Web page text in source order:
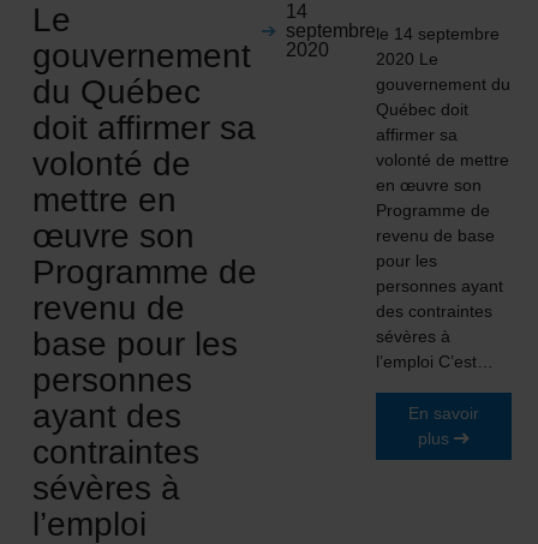
Le
gouvernement
du Québec
doit affirmer sa
volonté de
mettre en
œuvre son
Programme de
revenu de
base pour les
personnes
ayant des
contraintes
sévères à
l’emploi
14
septembre
2020
le 14 septembre
2020 Le
gouvernement du
Québec doit
affirmer sa
volonté de mettre
en œuvre son
Programme de
revenu de base
pour les
personnes ayant
des contraintes
sévères à
l’emploi C’est…
En savoir
plus